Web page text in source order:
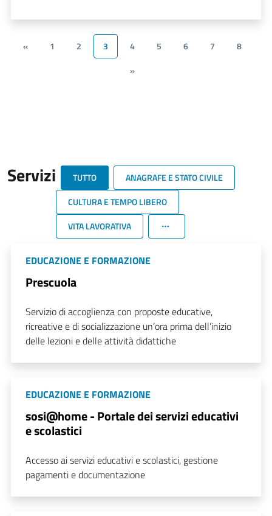
« 1 2 3 4 5 6 7
8
»
Servizi TUTTO
ANAGRAFE E STATO CIVILE
CULTURA E TEMPO LIBERO
VITA LAVORATIVA
EDUCAZIONE E FORMAZIONE
Prescuola
Servizio di accoglienza con proposte educative,
ricreative e di socializzazione un’ora prima dell’inizio
delle lezioni e delle attività didattiche
EDUCAZIONE E FORMAZIONE
sosi@home - Portale dei servizi educativi
e scolastici
Accesso ai servizi educativi e scolastici, gestione
pagamenti e documentazione